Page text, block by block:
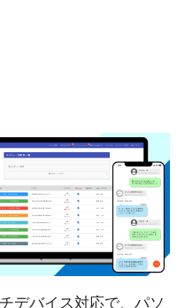
デバイス対応で、パソ